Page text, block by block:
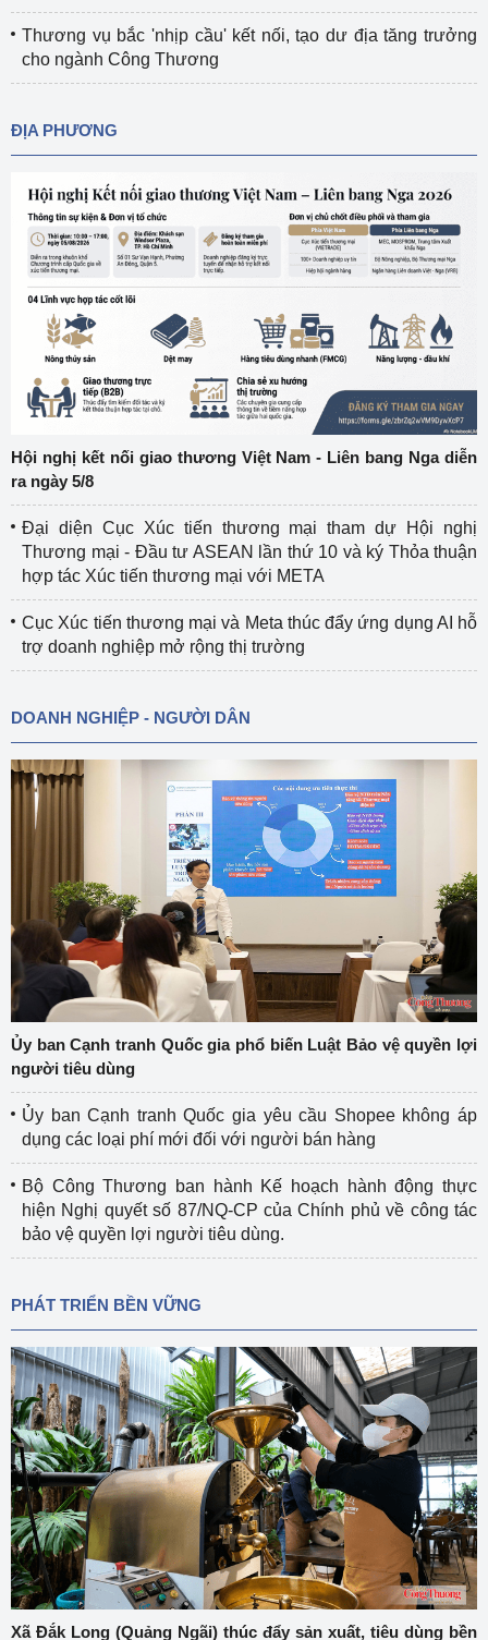
Thương vụ bắc 'nhịp cầu' kết nối, tạo dư địa tăng trưởng
cho ngành Công Thương
ĐỊA PHƯƠNG
Hội nghị kết nối giao thương Việt Nam - Liên bang Nga diễn
ra ngày 5/8
Đại diện Cục Xúc tiến thương mại tham dự Hội nghị
Thương mại - Đầu tư ASEAN lần thứ 10 và ký Thỏa thuận
hợp tác Xúc tiến thương mại với META
Cục Xúc tiến thương mại và Meta thúc đẩy ứng dụng AI hỗ
trợ doanh nghiệp mở rộng thị trường
DOANH NGHIỆP - NGƯỜI DÂN
Ủy ban Cạnh tranh Quốc gia phổ biến Luật Bảo vệ quyền lợi
người tiêu dùng
Ủy ban Cạnh tranh Quốc gia yêu cầu Shopee không áp
dụng các loại phí mới đối với người bán hàng
Bộ Công Thương ban hành Kế hoạch hành động thực
hiện Nghị quyết số 87/NQ-CP của Chính phủ về công tác
bảo vệ quyền lợi người tiêu dùng.
PHÁT TRIỂN BỀN VỮNG
Xã Đắk Long (Quảng Ngãi) thúc đẩy sản xuất, tiêu dùng bền